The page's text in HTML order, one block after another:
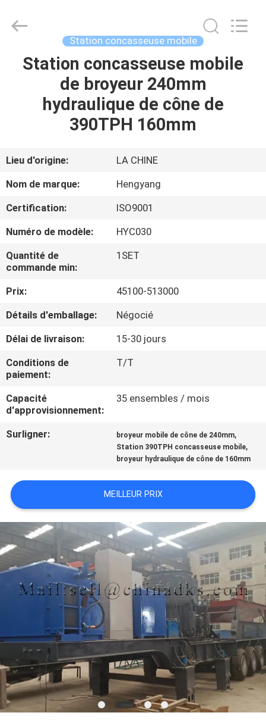
MAISON
PRODUITS
SUJET
DE
NOUS
VISITE
D'USINE
CONTRÔLE
DE
QUALITÉ
CONTACTEZ-
NOUS
NOUVELLES
PLAN
SITE
POLITIQUE
CONFIDENTIALITÉ
Zhengzhou
Hengyang
Station concasseuse mobile
Station concasseuse mobile
de broyeur 240mm
hydraulique de cône de
390TPH 160mm
Lieu d'origine:
LA CHINE
Nom de marque:
Hengyang
Certification:
ISO9001
Numéro de modèle:
HYC030
Quantité de
commande min:
1SET
Prix:
45100-513000
Détails d'emballage:
Négocié
Délai de livraison:
15-30 jours
Conditions de
paiement:
T/T
Capacité
d'approvisionnement:
35 ensembles / mois
Surligner: broyeur mobile de cône de 240mm,
Station 390TPH concasseuse mobile,
broyeur hydraulique de cône de 160mm
MEILLEUR PRIX